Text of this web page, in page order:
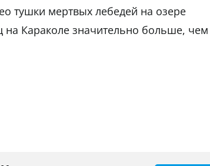
тушки мертвых лебедей на озере
Караколе значительно больше, чем